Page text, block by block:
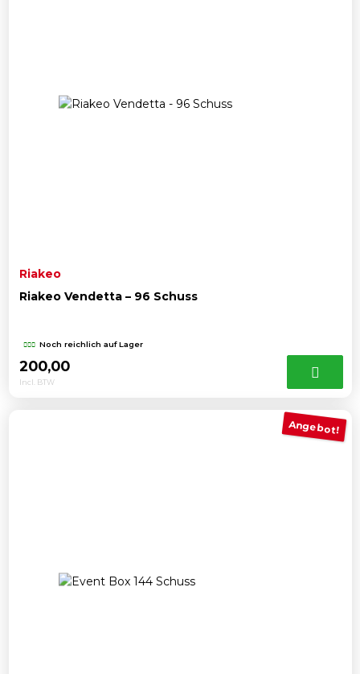
Riakeo
Riakeo Vendetta – 96 Schuss
Noch reichlich auf Lager
200,00
Incl. BTW
Angebot!